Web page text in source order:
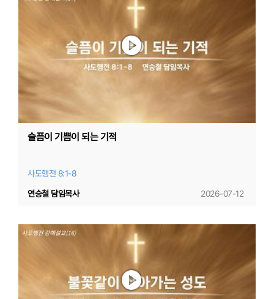
슬픔이 기쁨이 되는 기적
사도행전 8:1-8
2026-07-12
연승철 담임목사